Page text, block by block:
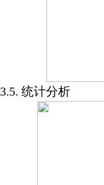
3.5. 统计分析